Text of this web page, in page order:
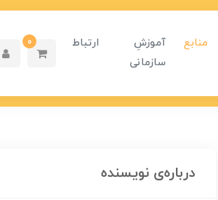
منابع
آموزشِ
سازمانی
ارتباط 0
درباره‌ی نویسنده